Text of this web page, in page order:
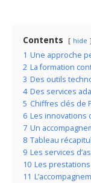
Contents hide
1 Une approche
2 La formation
3 Des outils
4 Des services
5 Chiffres clés de
6 Les innovations
7 Un
8 Tableau
9 Les services
10 Les
11